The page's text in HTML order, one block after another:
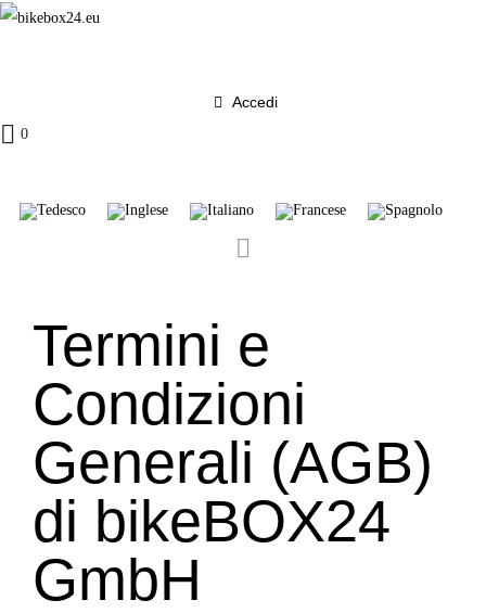
Accedi
0
Termini e
Condizioni
Generali (AGB)
di bikeBOX24
GmbH